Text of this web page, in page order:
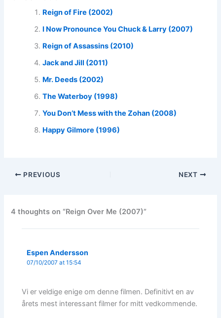
Reign of Fire (2002)
I Now Pronounce You Chuck & Larry (2007)
Reign of Assassins (2010)
Jack and Jill (2011)
Mr. Deeds (2002)
The Waterboy (1998)
You Don’t Mess with the Zohan (2008)
Happy Gilmore (1996)
PREVIOUS NEXT
4 thoughts on “Reign Over Me (2007)”
Espen Andersson
07/10/2007 at 15:54
Vi er veldige enige om denne filmen. Definitivt en av
årets mest interessant filmer for mitt vedkommende.